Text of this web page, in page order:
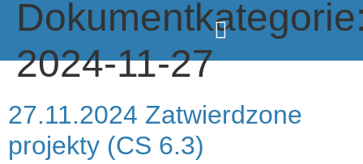
2024-11-27
27.11.2024 Zatwierdzone
projekty (CS 6.3)